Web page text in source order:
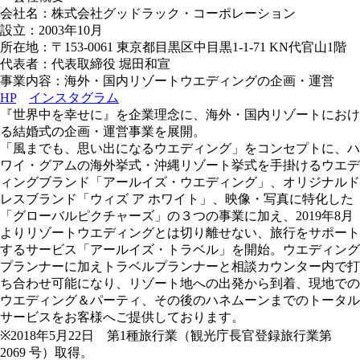
会社名：株式会社グッドラック・コーポレーション
設立：2003年10月
所在地：〒153‐0061 東京都目黒区中目黒1-1-71 KN代官山1階
代表者：代表取締役 堀田和宣
事業内容：海外・国内リゾートウエディングの企画・運営
HP
インスタグラム
『世界中を幸せに』を企業理念に、海外・国内リゾートにおけ
る結婚式の企画・運営事業を展開。
「風までも、思い出になるウエディング」をコンセプトに、ハ
ワイ・グアムの海外挙式・沖縄リゾート挙式を手掛けるウエデ
ィングブランド「アールイズ・ウエディング」、オリジナルド
レスブランド「ウィズ ア ホワイト」、映像・写真に特化した
「グローバルピクチャーズ」の３つの事業に加え、2019年8月
よりリゾートウエディングとは切り離せない、旅行をサポート
するサービス「アールイズ・トラベル」を開始。ウエディング
プランナーに加えトラベルプランナーと相談カウンター内で打
ち合わせ可能になり、リゾート地への出発から到着、現地での
ウエディング＆パーティ、その後のハネムーンまでのトータル
サービスをお客様へご提供しております。
※2018年5月22日 第1種旅行業（観光庁長官登録旅行業第
2069 号）取得。